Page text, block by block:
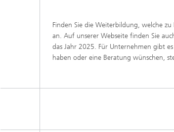
Finden Sie die Weiterbildung, welche
an. Auf unserer Webseite finden Sie
das Jahr 2025. Für Unternehmen gibt
haben oder eine Beratung wünschen,